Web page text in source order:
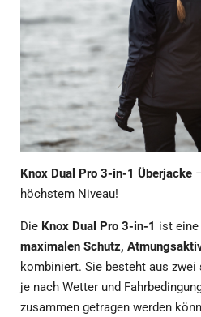
Knox Dual Pro 3-in-1 Überjacke
höchstem Niveau!
Die Knox Dual Pro 3-in-1 ist
maximalen Schutz,
kombiniert. Sie besteht aus zwei
je nach Wetter und
zusammen getragen werden